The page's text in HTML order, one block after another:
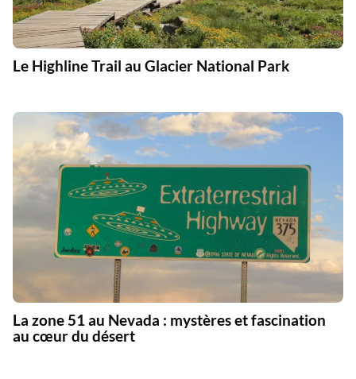
Le Highline Trail au Glacier National Park
La zone 51 au Nevada : mystères et fascination
au cœur du désert